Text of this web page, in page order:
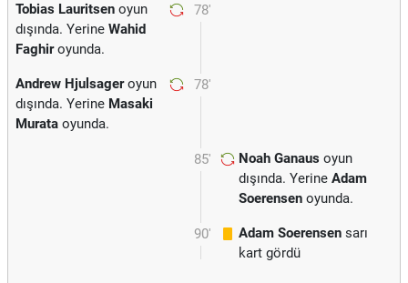
78'
Tobias Lauritsen oyun
dışında. Yerine Wahid
Faghiroyunda.
78'
Andrew Hjulsageroyun
dışında. Yerine Masaki
Murata oyunda.
85' Noah Ganaus oyun
dışında. Yerine Adam
Soerensen oyunda.
90' Adam Soerensen sarı
kart gördü